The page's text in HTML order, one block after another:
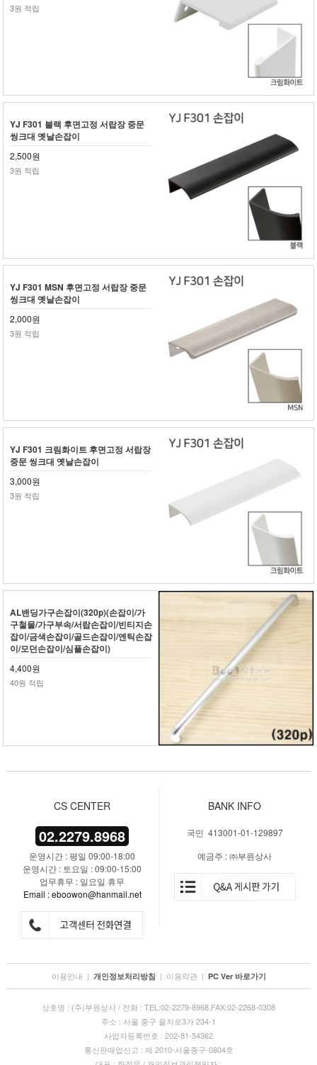
3원 적립
YJ F301 블랙 후면고정 서랍장 중문
씽크대 옛날손잡이
2,500원
3원 적립
YJ F301 MSN 후면고정 서랍장 중문
씽크대 옛날손잡이
2,000원
3원 적립
YJ F301 크림화이트 후면고정 서랍장
중문 씽크대 옛날손잡이
3,000원
3원 적립
AL밴딩가구손잡이(320p)(손잡이/가
구철물/가구부속/서랍손잡이/빈티지손
잡이/금색손잡이/골드손잡이/엔틱손잡
이/모던손잡이/심플손잡이)
4,400원
40원 적립
CS CENTER
02.2279.8968
운영시간 : 평일 09:00-18:00
운영시간 : 토요일 : 09:00-15:00
업무휴무 : 일요일 휴무
Email : eboowon@hanmail.net
BANK INFO
국민 413001-01-129897
예금주 : ㈜부원상사
이용안내 | 개인정보처리방침 | 이용약관 | PC Ver 바로가기
상호명 : (주)부원상사 / 전화 : TEL:02-2279-8968,FAX:02-2268-0308
주소 : 서울 중구 을지로3가 234-1
사업자등록번호 : 202-81-54362
통신판매업신고 : 제 2010-서울중구-0804호